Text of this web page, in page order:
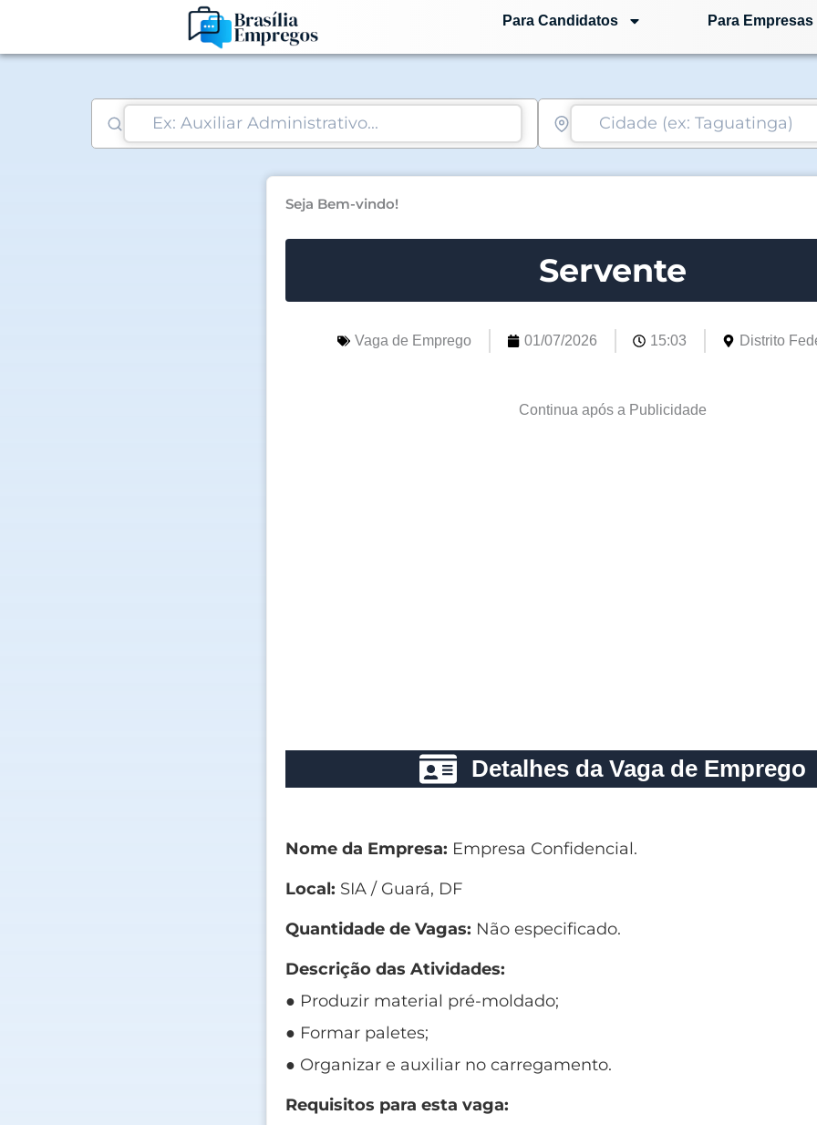
o
Para Candidatos Para Empresas
Seja Bem-vindo!
Servente
Vaga de Emprego 01/07/2026 15:03 Distrito
Continua após a Publicidade
Detalhes da Vaga de Emprego
Nome da Empresa: Empresa Confidencial.
Local: SIA / Guará, DF
Quantidade de Vagas: Não especificado.
Descrição das Atividades:
● Produzir material pré-moldado;
● Formar paletes;
● Organizar e auxiliar no carregamento.
Requisitos para esta vaga: